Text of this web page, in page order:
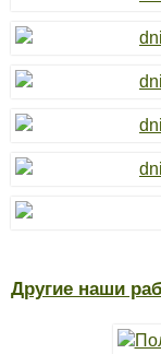
Другие наши